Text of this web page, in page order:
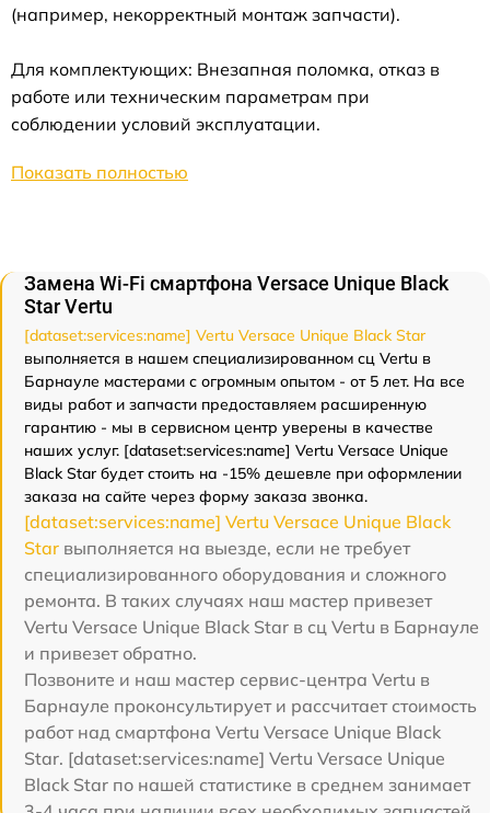
(например, некорректный монтаж запчасти).
Для комплектующих: Внезапная поломка, отказ в
работе или техническим параметрам при
соблюдении условий эксплуатации.
Показать полностью
Замена Wi-Fi смартфона Versace Unique Black
Star Vertu
[dataset:services:name] Vertu Versace Unique Black Star
выполняется в нашем специализированном сц Vertu в
Барнауле мастерами с огромным опытом - от 5 лет. На все
виды работ и запчасти предоставляем расширенную
гарантию - мы в сервисном центр уверены в качестве
наших услуг. [dataset:services:name] Vertu Versace Unique
Black Star будет стоить на -15% дешевле при оформлении
заказа на сайте через форму заказа звонка.
[dataset:services:name] Vertu Versace Unique Black
Star выполняется на выезде, если не требует
специализированного оборудования и сложного
ремонта. В таких случаях наш мастер привезет
Vertu Versace Unique Black Star в сц Vertu в Барнауле
и привезет обратно.
Позвоните и наш мастер сервис-центра Vertu в
Барнауле проконсультирует и рассчитает стоимость
работ над смартфона Vertu Versace Unique Black
Star. [dataset:services:name] Vertu Versace Unique
Black Star по нашей статистике в среднем занимает